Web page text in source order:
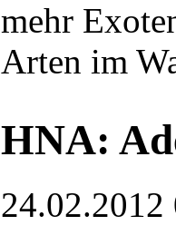
mehr
Arten im
HNA:
24.02.2012